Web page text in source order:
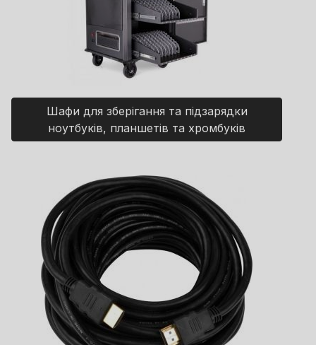
Шафи для зберігання та підзарядки
ноутбуків, планшетів та хромбуків